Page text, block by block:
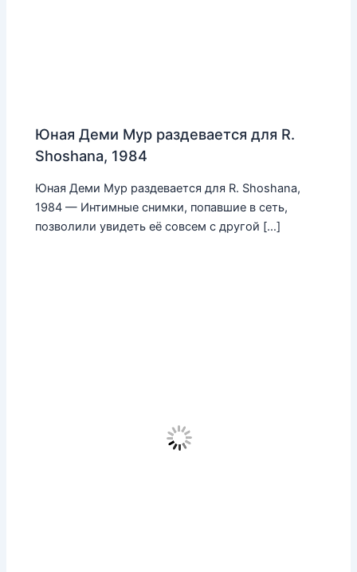
Юная Деми Мур раздевается для R.
Shoshana, 1984
Юная Деми Мур раздевается для R. Shoshana,
1984 — Интимные снимки, попавшие в сеть,
позволили увидеть её совсем с другой […]